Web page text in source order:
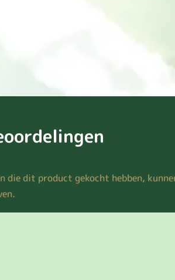
die dit product gekocht hebben,